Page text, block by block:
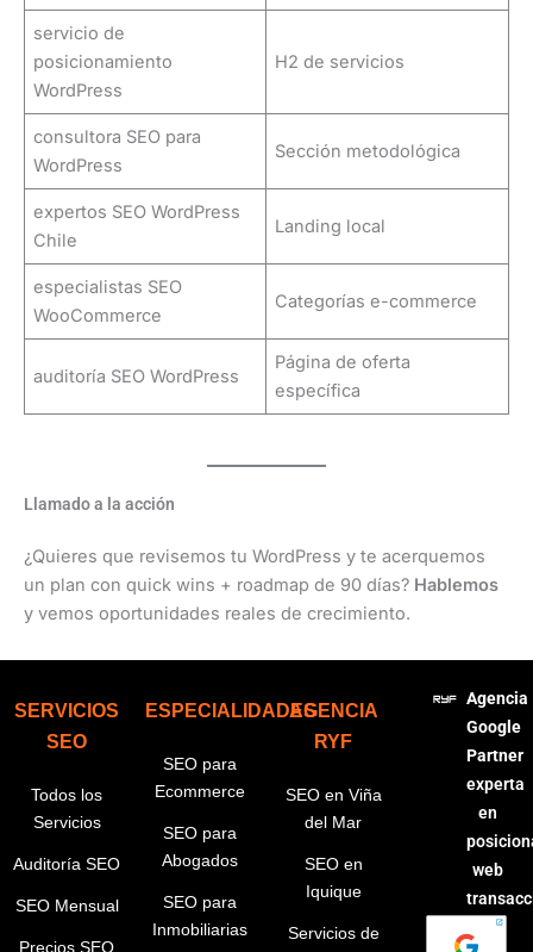
servicio de
posicionamiento
WordPress
H2 de servicios
consultora SEO para
WordPress
Sección metodológica
expertos SEO WordPress
Chile
Landing local
especialistas SEO
WooCommerce
Categorías e-commerce
auditoría SEO WordPress
Página de oferta
específica
Llamado a la acción
¿Quieres que revisemos tu WordPress y te acerquemos
un plan con quick wins + roadmap de 90 días? Hablemos
y vemos oportunidades reales de crecimiento.
SERVICIOS
SEO
Todos los
Servicios
Auditoría SEO
SEO Mensual
Precios SEO
ESPECIALIDADES
SEO para
Ecommerce
SEO para
Abogados
SEO para
Inmobiliarias
AGENCIA
RYF
SEO en Viña
del Mar
SEO en
Iquique
Servicios de
Agencia
Google
Partner
experta
en
web